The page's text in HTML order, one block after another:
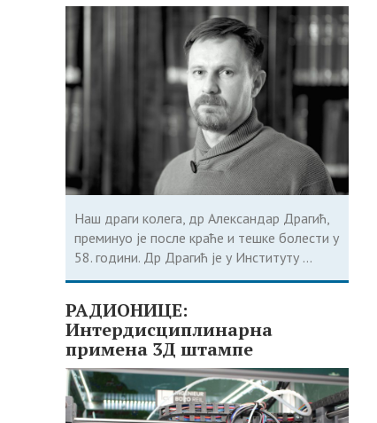
Наш драги колега, др Александар Драгић,
преминуо је после краће и тешке болести у
58. години. Др Драгић је у Институту ...
РАДИОНИЦЕ:
Интердисциплинарна
примена 3Д штампе